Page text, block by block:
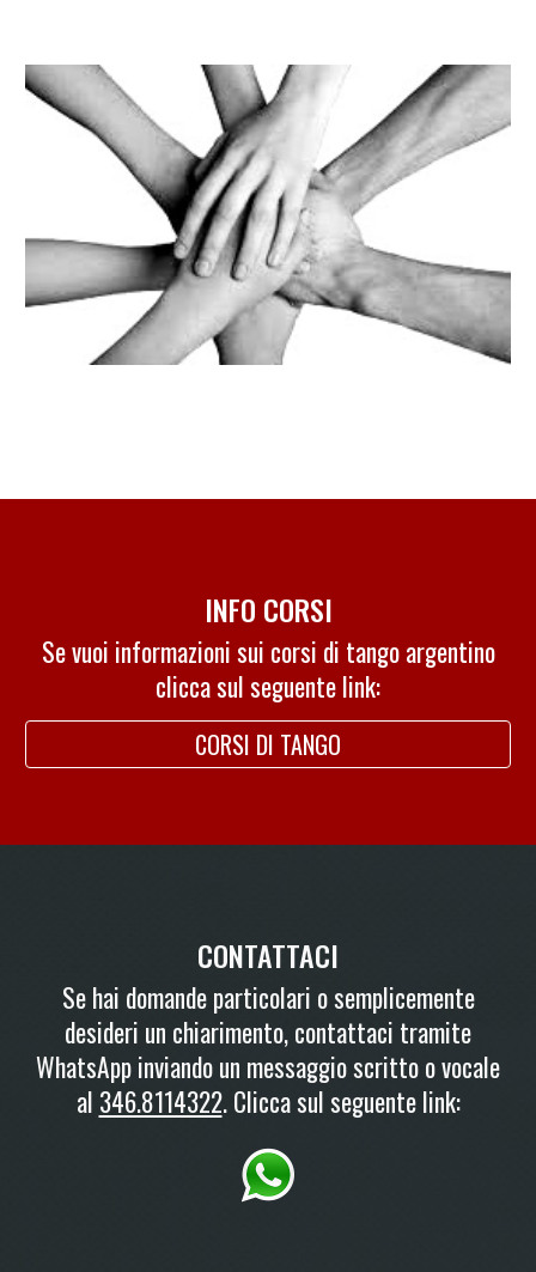
INFO CORSI
Se vuoi informazioni sui corsi di tango argentino
clicca sul seguente link:
CORSI DI TANGO
CONTATTACI
Se hai domande particolari o semplicemente
desideri un chiarimento, contattaci tramite
WhatsApp inviando un messaggio scritto o vocale
al 346.8114322. Clicca sul seguente link: